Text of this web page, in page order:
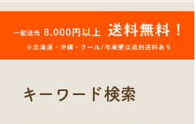
キーワード検索